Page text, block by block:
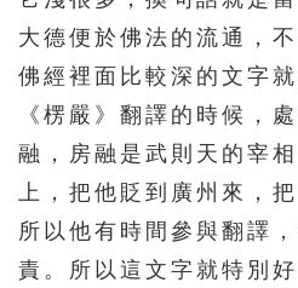
大德便於佛法的流通，
佛經裡面比較深的文字
《楞嚴》翻譯的時候，
融，房融是武則天的宰
上，把他貶到廣州來，
所以他有時間參與翻譯
責。所以這文字就特別